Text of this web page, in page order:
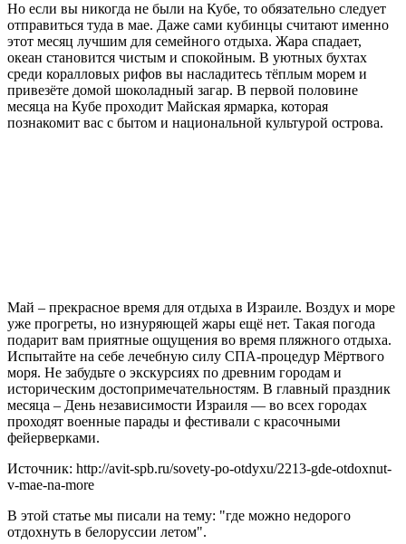
Но если вы никогда не были на Кубе, то обязательно следует
отправиться туда в мае. Даже сами кубинцы считают именно
этот месяц лучшим для семейного отдыха. Жара спадает,
океан становится чистым и спокойным. В уютных бухтах
среди коралловых рифов вы насладитесь тёплым морем и
привезёте домой шоколадный загар. В первой половине
месяца на Кубе проходит Майская ярмарка, которая
познакомит вас с бытом и национальной культурой острова.
Май – прекрасное время для отдыха в Израиле. Воздух и море
уже прогреты, но изнуряющей жары ещё нет. Такая погода
подарит вам приятные ощущения во время пляжного отдыха.
Испытайте на себе лечебную силу СПА-процедур Мёртвого
моря. Не забудьте о экскурсиях по древним городам и
историческим достопримечательностям. В главный праздник
месяца – День независимости Израиля — во всех городах
проходят военные парады и фестивали с красочными
фейерверками.
Источник: http://avit-spb.ru/sovety-po-otdyxu/2213-gde-otdoxnut-
v-mae-na-more
В этой статье мы писали на тему: "где можно недорого
отдохнуть в белоруссии летом".